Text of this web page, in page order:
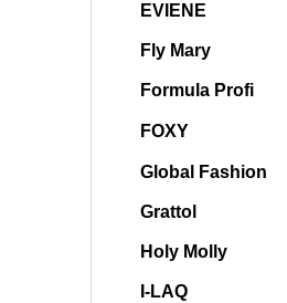
EVIENE
Fly Mary
Formula Profi
FOXY
Global Fashion
Grattol
Holy Molly
I-LAQ